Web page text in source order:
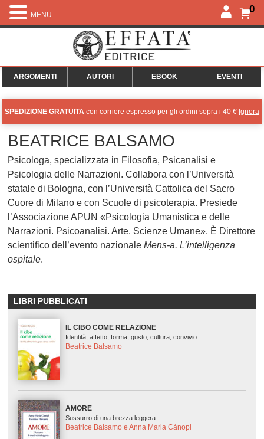
0
ARGOMENTI AUTORI EBOOK EVENTI
SPEDIZIONE GRATUITA con corriere espresso per gli ordini sopra i 40 € Ignora
BEATRICE BALSAMO
Psicologa, specializzata in Filosofia, Psicanalisi e
Psicologia delle Narrazioni. Collabora con l’Università
statale di Bologna, con l’Università Cattolica del Sacro
Cuore di Milano e con Scuole di psicoterapia. Presiede
l’Associazione APUN «Psicologia Umanistica e delle
Narrazioni. Psicoanalisi. Arte. Scienze Umane». È Direttore
scientifico dell’evento nazionaleMens-a. L’intelligenza
ospitale.
LIBRI PUBBLICATI
IL CIBO COME RELAZIONE
Identità, affetto, forma, gusto, cultura, convivio
Beatrice Balsamo
AMORE
Sussurro di una brezza leggera...
Beatrice Balsamo e Anna Maria Cànopi
MENU